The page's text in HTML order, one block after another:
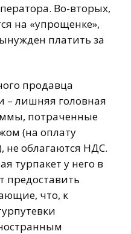
Во-вторых,
на «упрощенке»,
платить за
продавца
– лишняя головная
потраченные
(на оплату
не облагаются НДС.
турпакет у него в
предоставить
что, к